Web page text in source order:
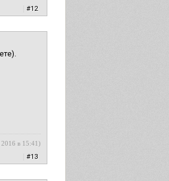
#12
2016 в 15:41)
#13